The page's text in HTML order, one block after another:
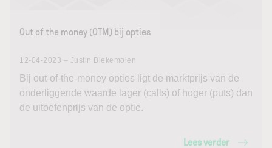
Out of the money (OTM) bij opties
12-04-2023 – Justin Blekemolen
Bij out-of-the-money opties ligt de marktprijs van de
onderliggende waarde lager (calls) of hoger (puts) dan
de uitoefenprijs van de optie.
Lees verder